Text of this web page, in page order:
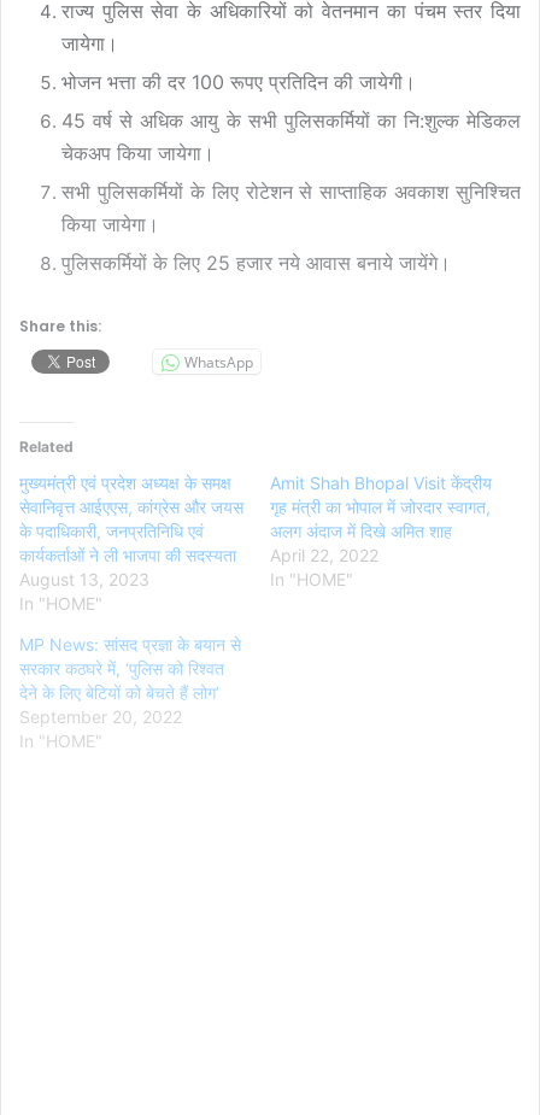
राज्य पुलिस सेवा के अधिकारियों को वेतनमान का पंचम स्तर दिया
जायेगा।
भोजन भत्ता की दर 100 रूपए प्रतिदिन की जायेगी।
45 वर्ष से अधिक आयु के सभी पुलिसकर्मियों का नि:शुल्क मेडिकल
चेकअप किया जायेगा।
सभी पुलिसकर्मियों के लिए रोटेशन से साप्ताहिक अवकाश सुनिश्चित
किया जायेगा।
पुलिसकर्मियों के लिए 25 हजार नये आवास बनाये जायेंगे।
Share this:
WhatsApp
Related
मुख्यमंत्री एवं प्रदेश अध्यक्ष के समक्ष
सेवानिवृत्त आईएएस, कांग्रेस और जयस
के पदाधिकारी, जनप्रतिनिधि एवं
कार्यकर्ताओं ने ली भाजपा की सदस्यता
August 13, 2023
In "HOME"
Amit Shah Bhopal Visit केंद्रीय
गृह मंत्री का भोपाल में जोरदार स्वागत,
अलग अंदाज में दिखे अमित शाह
April 22, 2022
In "HOME"
MP News: सांसद प्रज्ञा के बयान से
सरकार कठघरे में, ‘पुलिस को रिश्वत
देने के लिए बेटियों को बेचते हैं लोग’
September 20, 2022
In "HOME"